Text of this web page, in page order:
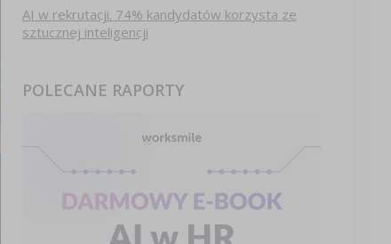
AI w rekrutacji. 74% kandydatów korzysta ze
sztucznej inteligencji
POLECANE RAPORTY